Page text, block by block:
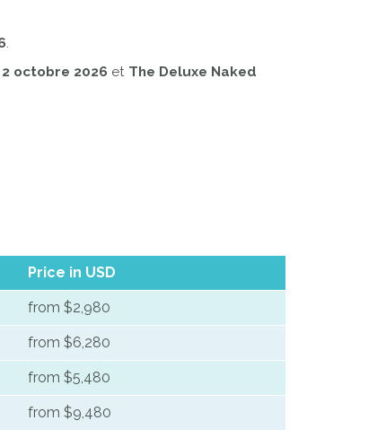
.
octobre 2026 et The Deluxe Naked
Price in USD
from $2,980
from $6,280
from $5,480
from $9,480